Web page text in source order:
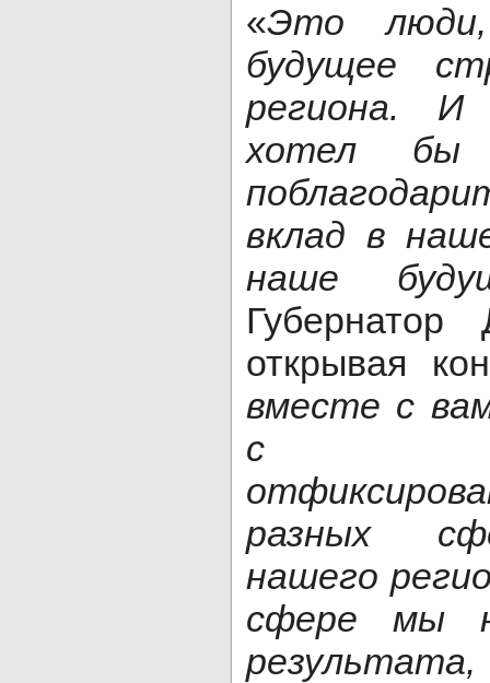
«Это
будущее
региона.
хотел бы
вклад в
наше
Губернатор
открывая
вместе с
с
разных
нашего
сфере мы